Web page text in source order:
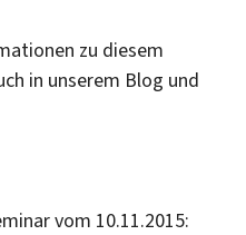
zu diesem
in unserem Blog und
vom 10.11.2015: